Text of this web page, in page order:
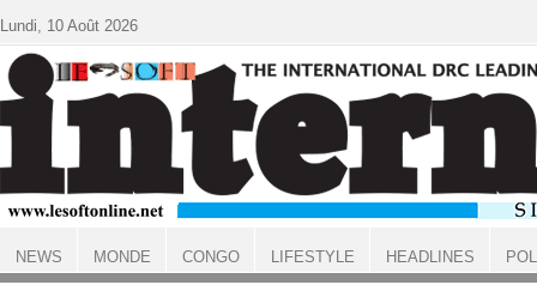
ACCUEIL
Lundi, 10 Août 2026
NEWS MONDE CONGO LIFESTYLE HEADLINES